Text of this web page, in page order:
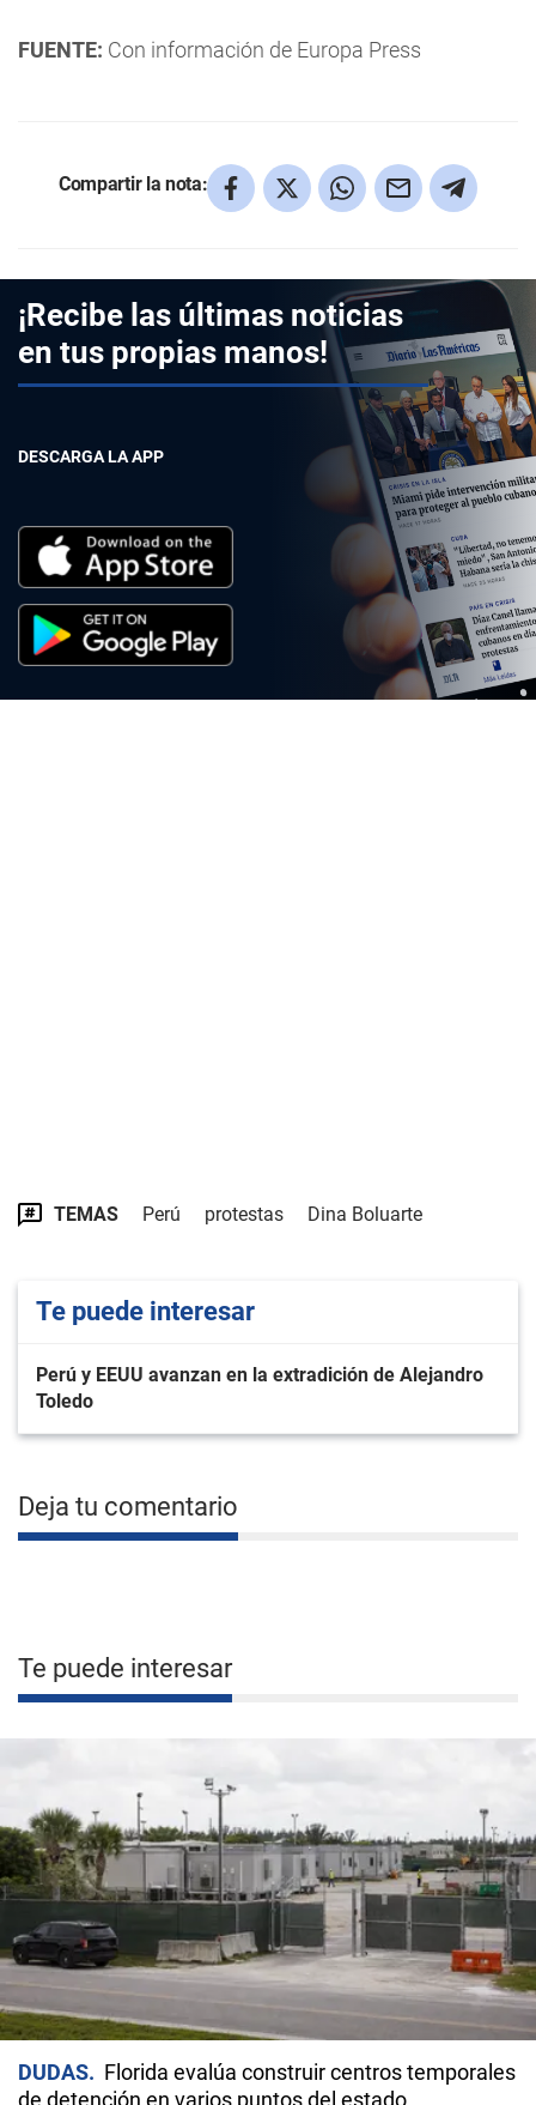
FUENTE: Con información de Europa Press
Compartir la nota:
¡Recibe las últimas noticias
en tus propias manos!
DESCARGA LA APP
TEMAS Perú protestas Dina Boluarte
Te puede interesar
Perú y EEUU avanzan en la extradición de Alejandro
Toledo
Deja tu comentario
Te puede interesar
DUDAS
Florida evalúa construir centros temporales
de detención en varios puntos del estado